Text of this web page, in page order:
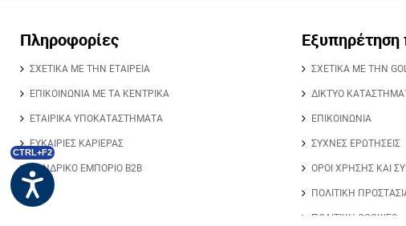
CTRL+F2
Πληροφορίες
ΣΧΕΤΙΚΑ ΜΕ ΤΗΝ ΕΤΑΙΡΕΙΑ
ΕΠΙΚΟΙΝΩΝΙΑ ΜΕ ΤΑ ΚΕΝΤΡΙΚΑ
ΕΤΑΙΡΙΚΑ ΥΠΟΚΑΤΑΣΤΗΜΑΤΑ
ΕΥΚΑΙΡΙΕΣ ΚΑΡΙΕΡΑΣ
ΧΟΝΔΡΙΚΟ ΕΜΠΟΡΙΟ Β2Β
ΣΧΕΤΙΚΑ ΜΕ ΤΗΝ
ΔΙΚΤΥΟ
ΕΠΙΚΟΙΝΩΝΙΑ
ΣΥΧΝΕΣ ΕΡΩΤΗΣΕΙΣ
ΟΡΟΙ ΧΡΗΣΗΣ ΚΑΙ
ΠΟΛΙΤΙΚΗ
ΠΟΛΙΤΙΚΗ COOKIES